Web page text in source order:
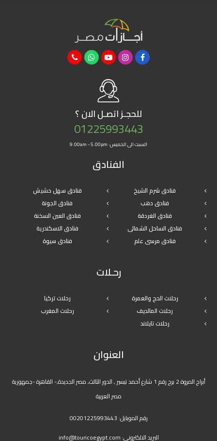
للحجـزاتصـل الان ؟
01225993443
السبت الى الخميس: 9.00am - 5.00pm
الفنادق
فنادق شرم الشيخ
فنادق سهل حشيش
فنادق دهب
فنادق الجونة
فنادق الغردقة
فنادق العين السخنة
فنادق الساحل الشمالى
فنادق الاسكندرية
فنادق مرسى علم
فنادق سيوة
رحـلات
رحلات الحج والعمرة
رحلات تركيا
رحلات المالديف
رحلات المغرب
رحلات تايلاند
العنوان
أبراج المروة 2 برج رقم 1 شارع أحمد تيسير , الدور الثالث, مصر الجديدة,- القاهرة -جمهورية
مصر العربية
رقم الموبايل: 00201225993443
البريد الالكترونى: info@touricoegypt.com